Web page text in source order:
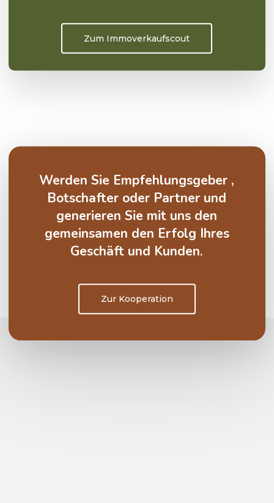
Zum Immoverkaufscout
Werden Sie Empfehlungsgeber ,
Botschafter oder Partner und
generieren Sie mit uns den
gemeinsamen den Erfolg Ihres
Geschäft und Kunden.
Zur Kooperation